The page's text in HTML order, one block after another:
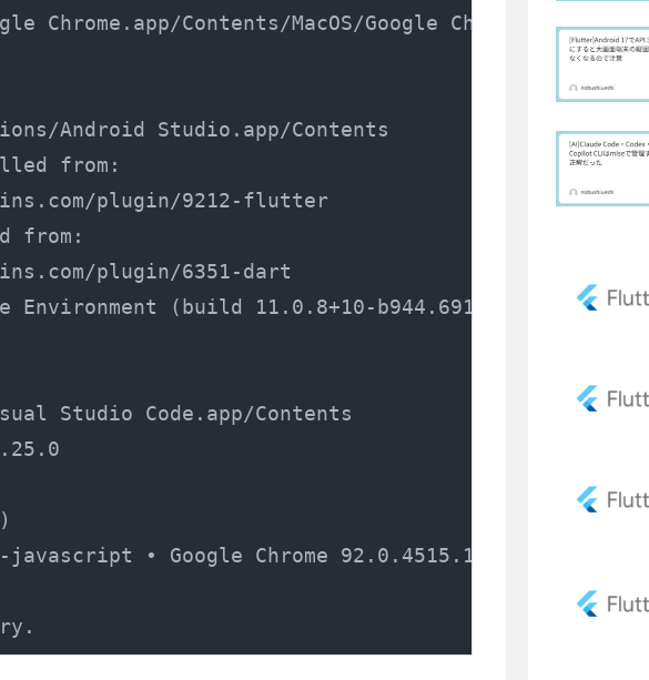
Chrome.app/Contents/MacOS/Google Chrome
Android Studio.app/Contents
from:
plugin/9212-flutter
from:
plugin/6351-dart
Environment (build 11.0.8+10-b944.6916264)
Studio Code.app/Contents
• Google Chrome 92.0.4515.131